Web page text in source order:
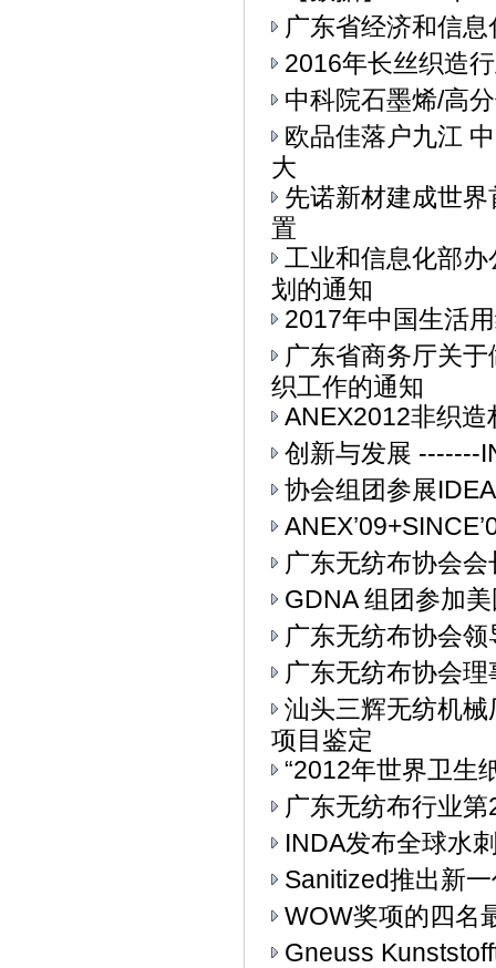
广东省经济和信
2016年长丝织造
中科院石墨烯/高
欧品佳落户九江
大
先诺新材建成世
置
工业和信息化部办
划的通知
2017年中国生活
广东省商务厅关
织工作的通知
ANEX2012非织
创新与发展 -------
协会组团参展
广东无纺布协会
GDNA 组团参加
广东无纺布协会
广东无纺布协会
汕头三辉无纺机
项目鉴定
“2012年世界卫生
广东无纺布行业
INDA发布全球水
Sanitized推出新
WOW奖项的四名
Gneuss